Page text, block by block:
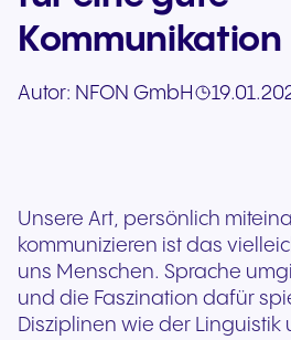
Kommunikation
Autor: NFON GmbH
Unsere Art, persönlich
kommunizieren ist das
uns Menschen. Sprache
und die Faszination dafür
Disziplinen wie der Linguistik